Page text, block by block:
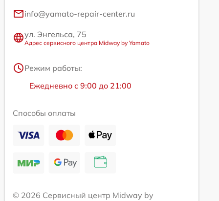
info@yamato-repair-center.ru
ул. Энгельса, 75
Адрес сервисного центра Midway by Yamato
Режим работы:
Ежедневно с 9:00 до 21:00
Способы оплаты
© 2026 Сервисный центр Midway by